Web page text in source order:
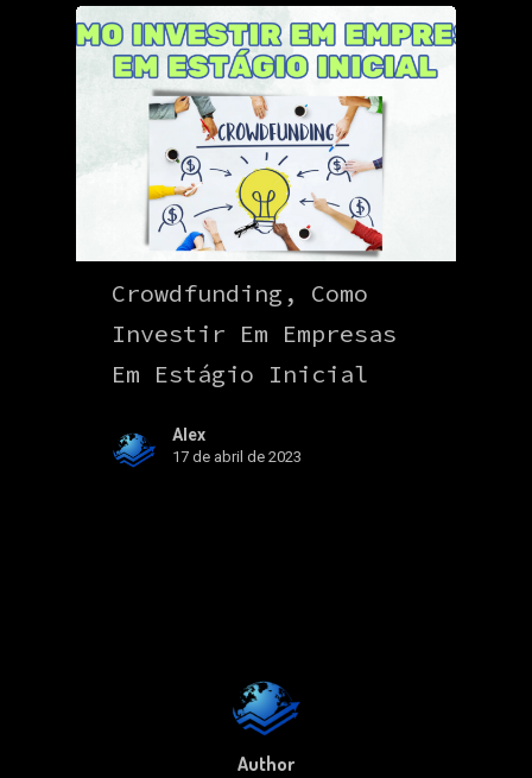
Crowdfunding, Como
Investir Em Empresas
Em Estágio Inicial
Alex
17 de abril de 2023
Author